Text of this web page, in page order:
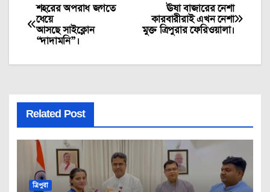
Post
navigation
ঊষা বাজারের নেশা
কারবারীরাই এখন নেশা
মুক্ত ত্রিপুরার ফেরিওয়ালা।
শহরের অপরাধ জগতে
ধেয়ে
আসছে সাইক্লোন
“দাদামনি”।
Related Post
ত্রিপুরা